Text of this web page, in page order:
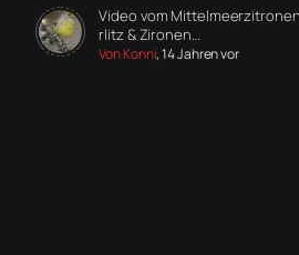
Video vom
rlitz & Zironen…
Von Konni, 14 Jahren vor